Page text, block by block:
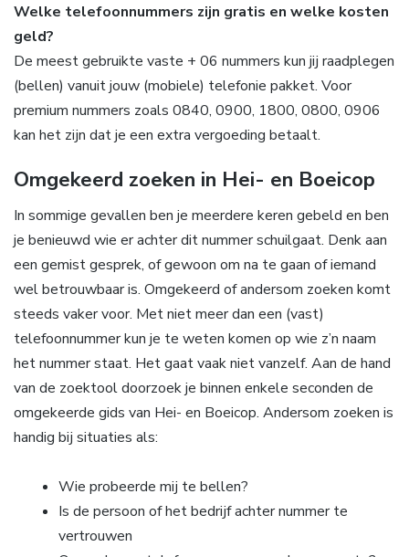
Welke telefoonnummers zijn gratis en welke kosten
geld?
De meest gebruikte vaste + 06 nummers kun jij raadplegen
(bellen) vanuit jouw (mobiele) telefonie pakket. Voor
premium nummers zoals 0840, 0900, 1800, 0800, 0906
kan het zijn dat je een extra vergoeding betaalt.
Omgekeerd zoeken in Hei- en Boeicop
In sommige gevallen ben je meerdere keren gebeld en ben
je benieuwd wie er achter dit nummer schuilgaat. Denk aan
een gemist gesprek, of gewoon om na te gaan of iemand
wel betrouwbaar is. Omgekeerd of andersom zoeken komt
steeds vaker voor. Met niet meer dan een (vast)
telefoonnummer kun je te weten komen op wie z’n naam
het nummer staat. Het gaat vaak niet vanzelf. Aan de hand
van de zoektool doorzoek je binnen enkele seconden de
omgekeerde gids van Hei- en Boeicop. Andersom zoeken is
handig bij situaties als:
Wie probeerde mij te bellen?
Is de persoon of het bedrijf achter nummer te
vertrouwen